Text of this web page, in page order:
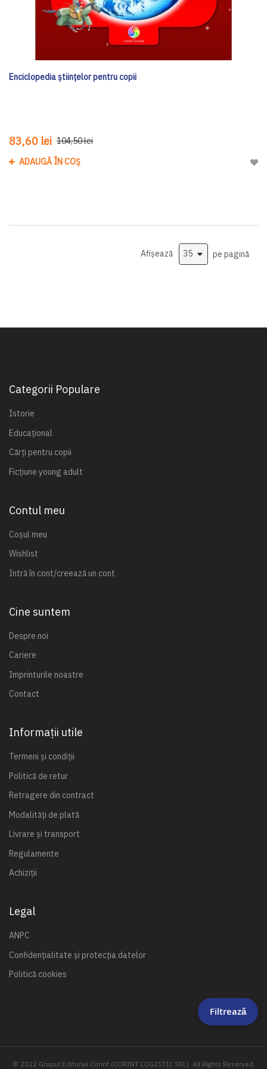
Enciclopedia științelor pentru copii
83,60 lei 104,50 lei
ADAUGĂ ÎN COȘ
Afișează pe pagină
Categorii Populare
Istorie
Educațional
Cărți pentru copii
Ficțiune young adult
Contul meu
Coșul meu
Wishlist
Intră în cont/creează un cont
Cine suntem
Despre noi
Cariere
Imprinturile noastre
Contact
Informații utile
Termeni și condiții
Politică de retur
Retragere din contract
Modalități de plată
Livrare și transport
Regulamente
Achiziții
Legal
ANPC
Confidențialitate și protecția datelor
Politică cookies
© 2022 Grupul Editorial Corint (CORINT LOGISTIC SRL). All Rights Reserved.
Filtrează